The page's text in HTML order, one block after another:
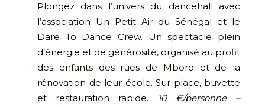
Plongez dans l’univers du dancehall avec
l’association Un Petit Air du Sénégal et le
Dare To Dance Crew. Un spectacle plein
d’énergie et de générosité, organisé au profit
des enfants des rues de Mboro et de la
rénovation de leur école. Sur place, buvette
et restauration rapide.
10 €/personne –